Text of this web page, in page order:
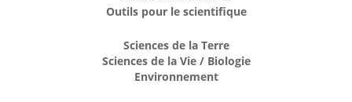
Outils pour le scientifique
Sciences de la Terre
Sciences de la Vie / Biologie
Environnement